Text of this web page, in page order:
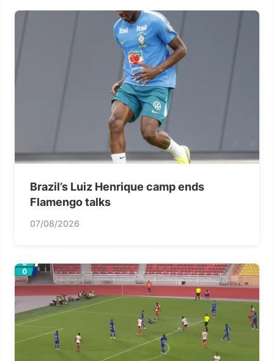
Brazil’s Luiz Henrique camp ends
Flamengo talks
07/08/2026